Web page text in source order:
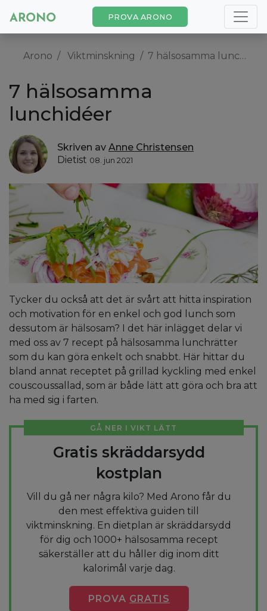
PROVA ARONO
Arono Viktminskning 7 hälsosamma lunchidéer
7 hälsosamma
lunchidéer
Skriven av Anne Christensen
Dietist 08. jun 2021
Tycker du också att det är svårt att hitta inspiration
och motivation för en enkel och god lunch som
dessutom är hälsosam? I det här inlägget delar vi
med oss av 7 recept på hälsosamma lunchrätter
som du kan göra enkelt och snabbt. Här hittar du
bland annat receptet på grillad kyckling med enkel
couscoussallad, som är både lätt att göra och bra att
ha med sig i farten.
GÅ NER I VIKT LÄTT
Gratis skräddarsydd
kostplan
Vill du gå ner några kilo? Med Arono får du
den mest effektiva guiden till
viktminskning. En dietplan är skräddarsydd
för dig och 1000+ hälsosamma recept
säkerställer att du håller dig inom ditt
kalorimål varje dag.
PROVA GRATIS